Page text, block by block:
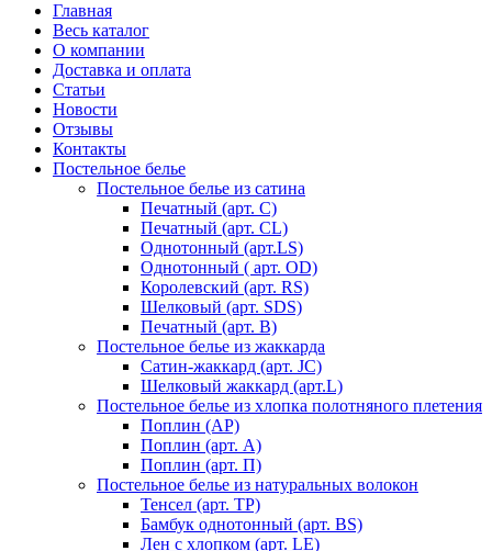
Главная
Весь каталог
О компании
Доставка и оплата
Статьи
Новости
Отзывы
Контакты
Постельное белье
Постельное белье из сатина
Печатный (арт. С)
Печатный (арт. СL)
Однотонный (арт.LS)
Однотонный ( арт. OD)
Королевский (арт. RS)
Шелковый (арт. SDS)
Печатный (арт. В)
Постельное белье из жаккарда
Сатин-жаккард (арт. JC)
Шелковый жаккард (арт.L)
Постельное белье из хлопка полотняного плетения
Поплин (AP)
Поплин (арт. А)
Поплин (арт. П)
Постельное белье из натуральных волокон
Тенсел (арт. ТР)
Бамбук однотонный (арт. BS)
Лен с хлопком (арт. LE)